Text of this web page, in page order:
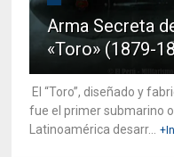
Arma Secreta
«Toro» (1879-
El “Toro”, diseñado y
fue el primer submarino
Latinoamérica desarr...